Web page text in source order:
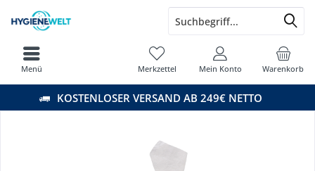
KOSTENLOSER VERSAND AB 249€ NETTO
Warenkorb
Merkzettel Mein Konto
Menü